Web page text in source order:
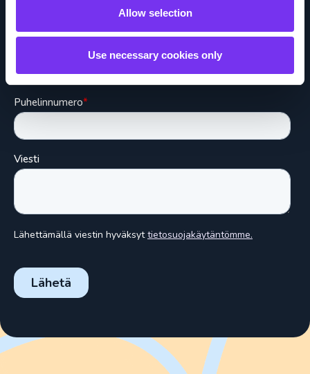
Allow selection
Use necessary cookies only